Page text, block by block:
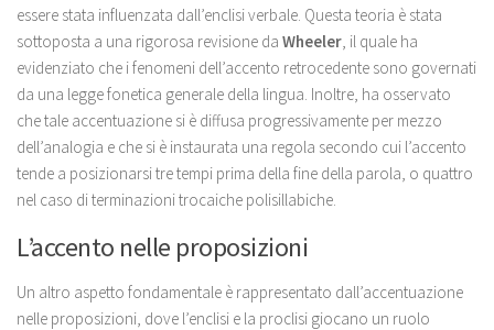
essere stata influenzata dall’enclisi verbale. Questa teoria è stata
sottoposta a una rigorosa revisione da Wheeler , il quale ha
evidenziato che i fenomeni dell’accento retrocedente sono governati
da una legge fonetica generale della lingua. Inoltre, ha osservato
che tale accentuazione si è diffusa progressivamente per mezzo
dell’analogia e che si è instaurata una regola secondo cui l’accento
tende a posizionarsi tre tempi prima della fine della parola, o quattro
nel caso di terminazioni trocaiche polisillabiche.
L’accento nelle proposizioni
Un altro aspetto fondamentale è rappresentato dall’accentuazione
nelle proposizioni, dove l’enclisi e la proclisi giocano un ruolo